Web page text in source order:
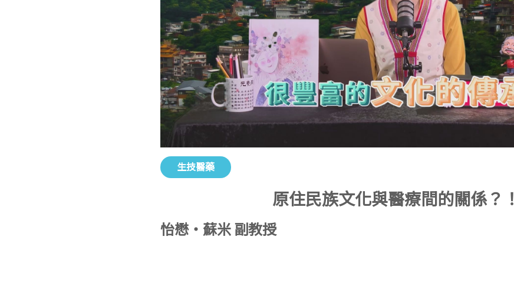
生技醫藥
原住民族文化與醫療間的關係？！
怡懋‧蘇米 副教授